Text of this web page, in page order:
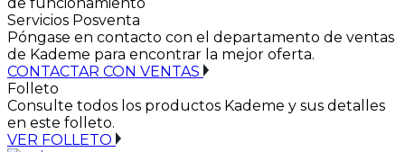
Servicios Posventa
Póngase en contacto con el departamento de ventas
de Kademe para encontrar la mejor oferta.
CONTACTAR CON VENTAS
Folleto
Consulte todos los productos Kademe y sus detalles
en este folleto.
VER FOLLETO